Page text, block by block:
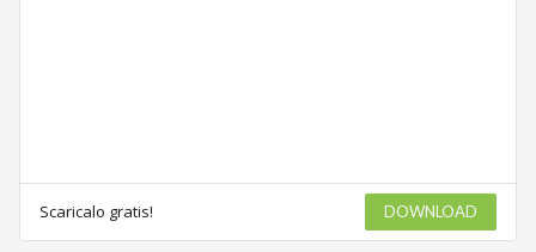
Scaricalo gratis! DOWNLOAD